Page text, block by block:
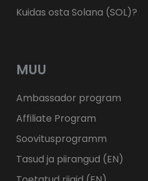
Kuidas osta Solana (SOL)?
MUU
Ambassador program
Affiliate Program
Soovitusprogramm
Tasud ja piirangud (EN)